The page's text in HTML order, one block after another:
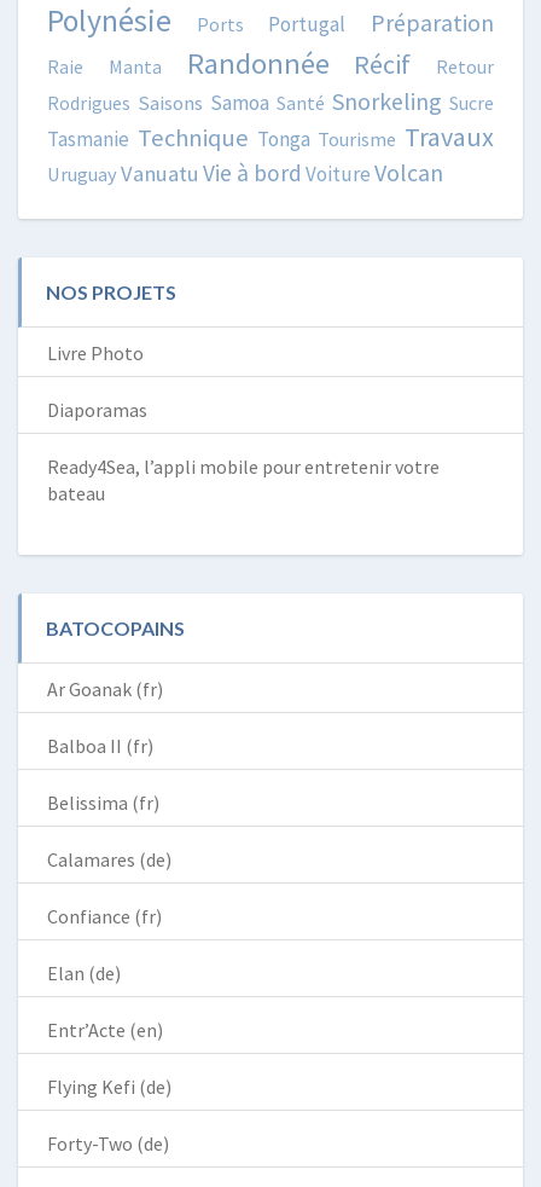
Polynésie Ports Portugal Préparation
Raie Manta Randonnée Récif
Retour
Rodrigues Saisons Samoa Santé Snorkeling Sucre
Tasmanie Technique Tonga Tourisme Travaux
UruguayVanuatu Vie à bord VoitureVolcan
NOS PROJETS
Livre Photo
Diaporamas
Ready4Sea, l’appli mobile pour entretenir votre
bateau
BATOCOPAINS
Ar Goanak (fr)
Balboa II (fr)
Belissima (fr)
Calamares (de)
Confiance (fr)
Elan (de)
Entr’Acte (en)
Flying Kefi (de)
Forty-Two (de)